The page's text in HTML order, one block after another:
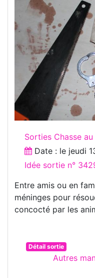
Sorties Chasse
Date : le jeudi
Idée sortie n°
Entre amis ou en
méninges pour
concocté par les
Détail sortie
Autres